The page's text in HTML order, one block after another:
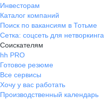
Инвесторам
Каталог компаний
Поиск по вакансиям в Тотьме
Сетка: соцсеть для нетворкинга
Соискателям
hh PRO
Готовое резюме
Все сервисы
Хочу у вас работать
Производственный календарь